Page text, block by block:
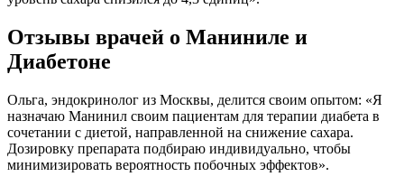
Отзывы врачей о Маниниле и
Диабетоне
Ольга, эндокринолог из Москвы, делится своим опытом: «Я
назначаю Манинил своим пациентам для терапии диабета в
сочетании с диетой, направленной на снижение сахара.
Дозировку препарата подбираю индивидуально, чтобы
минимизировать вероятность побочных эффектов».